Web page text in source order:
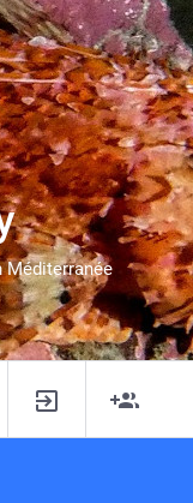
Méditerranée